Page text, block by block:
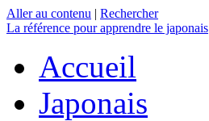
Aller au contenu | Rechercher
La référence pour apprendre le japonais
Accueil
Japonais